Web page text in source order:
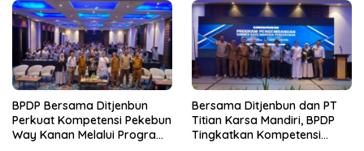
BPDP Bersama Ditjenbun
Perkuat Kompetensi Pekebun
Way Kanan Melalui Program
Bersama Ditjenbun dan PT
Titian Karsa Mandiri, BPDP
Tingkatkan Kompetensi